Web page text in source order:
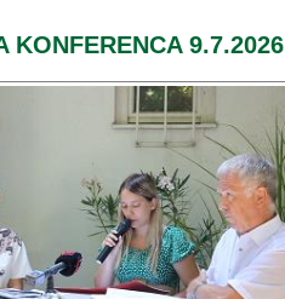
KONFERENCA 9.7.2026